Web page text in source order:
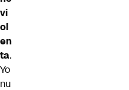
vi
ol
en
ta.
Yo
nu